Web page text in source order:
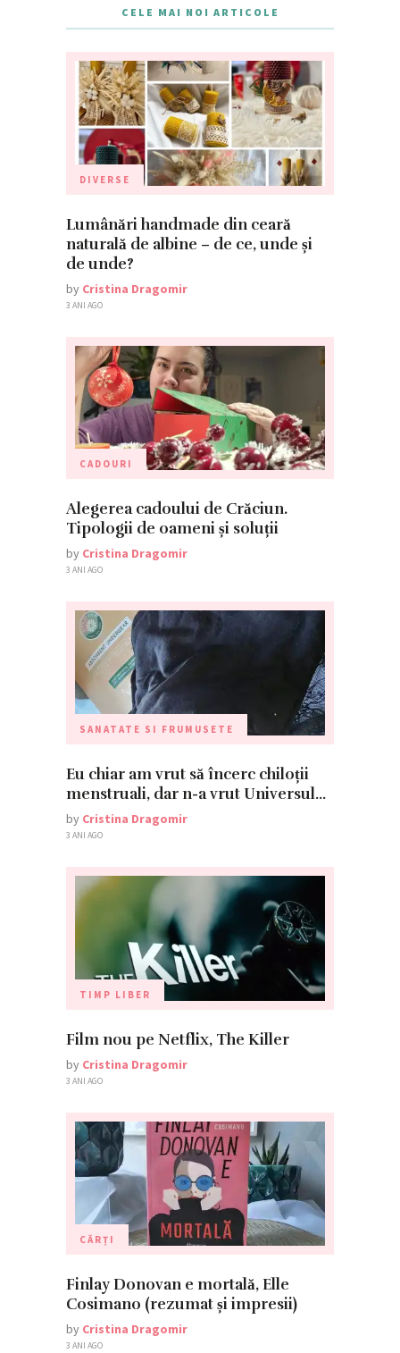
CELE MAI NOI ARTICOLE
DIVERSE
Lumânări handmade din ceară
naturală de albine – de ce, unde și
de unde?
by Cristina Dragomir
3 ANI AGO
CADOURI
Alegerea cadoului de Crăciun.
Tipologii de oameni și soluții
by Cristina Dragomir
3 ANI AGO
SANATATE SI FRUMUSETE
Eu chiar am vrut să încerc chiloții
menstruali, dar n-a vrut Universul…
by Cristina Dragomir
3 ANI AGO
TIMP LIBER
Film nou pe Netflix, The Killer
by Cristina Dragomir
3 ANI AGO
CĂRȚI
Finlay Donovan e mortală, Elle
Cosimano (rezumat și impresii)
by Cristina Dragomir
3 ANI AGO